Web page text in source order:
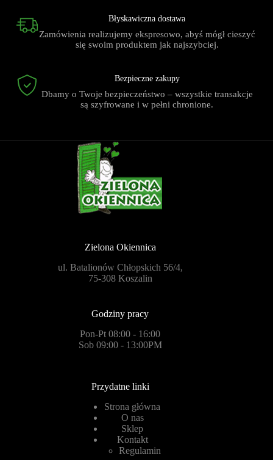
Błyskawiczna dostawa
Zamówienia realizujemy ekspresowo, abyś mógł cieszyć
się swoim produktem jak najszybciej.
Bezpieczne zakupy
Dbamy o Twoje bezpieczeństwo – wszystkie transakcje
są szyfrowane i w pełni chronione.
Zielona Okiennica
ul. Batalionów Chłopskich 56/4,
75-308 Koszalin
Godziny pracy
Pon-Pt 08:00 - 16:00
Sob 09:00 - 13:00PM
Przydatne linki
Strona główna
O nas
Sklep
Kontakt
Regulamin